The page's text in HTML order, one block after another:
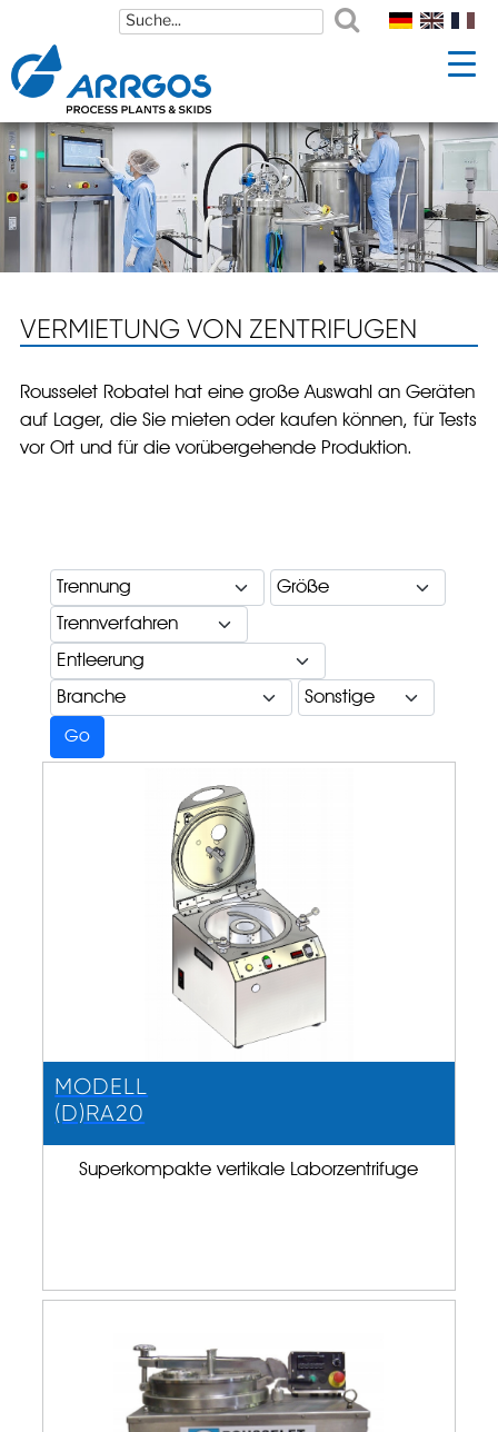
Zum
Inhalt
springen
Zum
Inhalt
springen
VERMIETUNG VON ZENTRIFUGEN
Rousselet Robatel hat eine große Auswahl an Geräten
auf Lager, die Sie mieten oder kaufen können, für Tests
vor Ort und für die vorübergehende Produktion.
Trennung
Größe
Trennverfahren
Entleerung
Branche
Sonstige
Go
MODELL
(D)RA20
Superkompakte vertikale Laborzentrifuge